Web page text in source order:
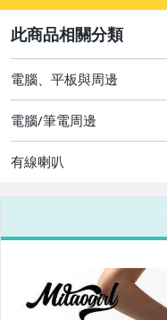
圖書/影音/文具
古董、藝術與礦石
手機、配件與通訊
美容保養與彩妝
電腦、平板與周邊
相機、攝影與周邊
運動、戶外與休閒
電腦、平板與周邊
電腦/筆電周邊
有線喇叭